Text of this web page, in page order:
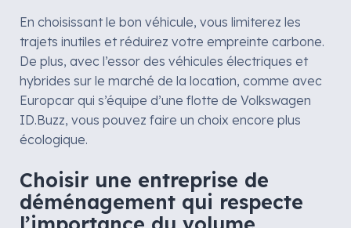
En choisissant le bon véhicule, vous limiterez les
trajets inutiles et réduirez votre empreinte carbone.
De plus, avec l’essor des véhicules électriques et
hybrides sur le marché de la location, comme avec
Europcar qui s’équipe d’une flotte de Volkswagen
ID.Buzz, vous pouvez faire un choix encore plus
écologique.
Choisir une entreprise de
déménagement qui respecte